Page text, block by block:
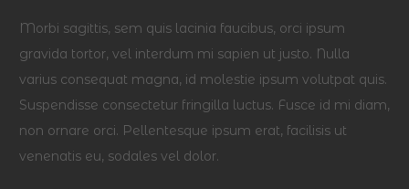
Morbi sagittis, sem quis lacinia faucibus, orci ipsum
gravida tortor, vel interdum mi sapien ut justo. Nulla
varius consequat magna, id molestie ipsum volutpat quis.
Suspendisse consectetur fringilla luctus. Fusce id mi diam,
non ornare orci. Pellentesque ipsum erat, facilisis ut
venenatis eu, sodales vel dolor.